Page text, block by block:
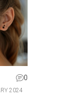
0
2024